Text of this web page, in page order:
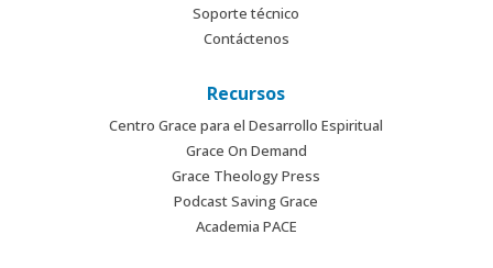
Soporte técnico
Contáctenos
Recursos
Centro Grace para el Desarrollo Espiritual
Grace On Demand
Grace Theology Press
Podcast Saving Grace
Academia PACE